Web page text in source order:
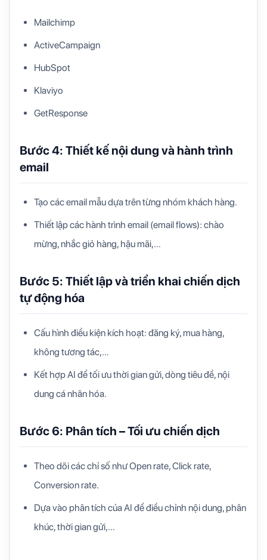
Mailchimp
ActiveCampaign
HubSpot
Klaviyo
GetResponse
Bước 4: Thiết kế nội dung và hành trình
email
Tạo các email mẫu dựa trên từng nhóm khách hàng.
Thiết lập các hành trình email (email flows): chào
mừng, nhắc giỏ hàng, hậu mãi,…
Bước 5: Thiết lập và triển khai chiến dịch
tự động hóa
Cấu hình điều kiện kích hoạt: đăng ký, mua hàng,
không tương tác,…
Kết hợp AI để tối ưu thời gian gửi, dòng tiêu đề, nội
dung cá nhân hóa.
Bước 6: Phân tích – Tối ưu chiến dịch
Theo dõi các chỉ số như Open rate, Click rate,
Conversion rate.
Dựa vào phân tích của AI để điều chỉnh nội dung, phân
khúc, thời gian gửi,…